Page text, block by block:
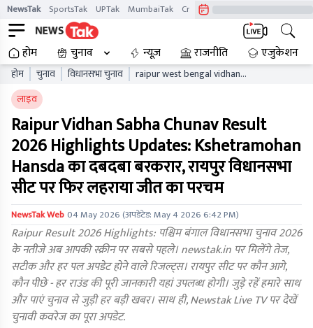
NewsTak SportsTak UPTak MumbaiTak CrimeTak
होम चुनाव न्यूज़ राजनीति एजुकेशन
होम चुनाव विधानसभा चुनाव
raipur west bengal vidhan
लाइव
Raipur Vidhan Sabha Chunav Result
2026 Highlights Updates: Kshetramohan
Hansda का दबदबा बरकरार, रायपुर विधानसभा
सीट पर फिर लहराया जीत का परचम
NewsTak Web04 May 2026(अपडेटेड:May 4 2026 6:42 PM)
Raipur Result 2026 Highlights: पश्चिम बंगाल विधानसभा चुनाव 2026
के नतीजे अब आपकी स्क्रीन पर सबसे पहले। newstak.in पर मिलेंगे तेज,
सटीक और हर पल अपडेट होने वाले रिजल्ट्स। रायपुर सीट पर कौन आगे,
कौन पीछे - हर राउंड की पूरी जानकारी यहां उपलब्ध होगी। जुड़े रहें हमारे साथ
और पाएं चुनाव से जुड़ी हर बड़ी खबर। साथ ही, Newstak Live TV पर देखें
चुनावी कवरेज का पूरा अपडेट.